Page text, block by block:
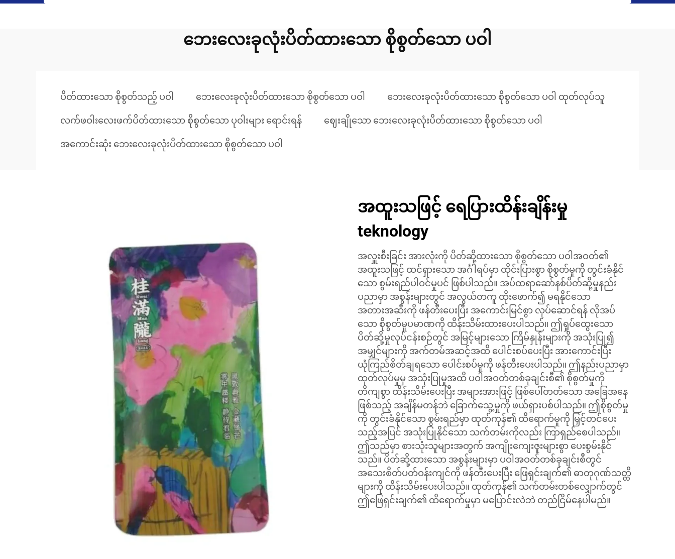
ဘေးလေးခုလုံးပိတ်ထားသော စိုစွတ်သော ပဝါ
ပိတ်ထားသော စိုစွတ်သည့် ပဝါ ဘေးလေးခုလုံးပိတ်ထားသော စိုစွတ်သော ပဝါ ဘေးလေးခုလုံးပိတ်ထားသော စိုစွတ်သော ပဝါ ထုတ်လုပ်သူ
လက်ဖဝါးလေးဖက်ပိတ်ထားသော စိုစွတ်သော ပုဝါးများ ရောင်းရန် ဈေးချိုသော ဘေးလေးခုလုံးပိတ်ထားသော စိုစွတ်သော ပဝါ
အကောင်းဆုံး ဘေးလေးခုလုံးပိတ်ထားသော စိုစွတ်သော ပဝါ
အထူးသဖြင့် ရေပြားထိန်းချိန်းမှု
teknology
အလှူးစီးခြင်း အားလုံးကို ပိတ်ဆို့ထားသော စိုစွတ်သော ပဝါအဝတ်၏
အထူးသဖြင့် ထင်ရှားသော အင်္ဂါရပ်မှာ ထိုင်းပြားစွာ စိုစွတ်မှုကို တွင်းခံနိုင်
သော စွမ်းရည်ပါဝင်မှုပင် ဖြစ်ပါသည်။ အပ်ထရာဆော်နစ်ပိတ်ဆို့မှုနည်း
ပညာမှာ အစွန်းများတွင် အလွယ်တကူ ထိုးဖောက်၍ မရနိုင်သော
အတားအဆီးကို ဖန်တီးပေးပြီး အကောင်းမြင်စွာ လုပ်ဆောင်ရန် လိုအပ်
သော စိုစွတ်မှုပမာဏကို ထိန်းသိမ်းထားပေးပါသည်။ ဤရှုပ်ထွေးသော
ပိတ်ဆို့မှုလုပ်ငန်းစဉ်တွင် အမြင့်များသော ကြိမ်နှုန်းများကို အသုံးပြု၍
အမျှင်များကို အက်တမ်အဆင့်အထိ ပေါင်းစပ်ပေးပြီး အားကောင်းပြီး
ယုံကြည်စိတ်ချရသော ပေါင်းစပ်မှုကို ဖန်တီးပေးပါသည်။ ဤနည်းပညာမှာ
ထုတ်လုပ်မှုမှ အသုံးပြုမှုအထိ ပဝါအဝတ်တစ်ခုချင်းစီ၏ စိုစွတ်မှုကို
တိကျစွာ ထိန်းသိမ်းပေးပြီး အများအားဖြင့် ဖြစ်ပေါ်တတ်သော အခြေအနေ
ဖြစ်သည့် အချိန်မတန်ဘဲ ခြောက်သွေ့မှုကို ဖယ်ရှားပစ်ပါသည်။ ဤစိုစွတ်မှု
ကို တွင်းခံနိုင်သော စွမ်းရည်မှာ ထုတ်ကုန်၏ ထိရောက်မှုကို မြှင့်တင်ပေး
သည့်အပြင် အသုံးပြုနိုင်သော သက်တမ်းကိုလည်း ကြာရှည်စေပါသည်။
ဤသည်မှာ စားသုံးသူများအတွက် အကျိုးကျေးဇူးများစွာ ပေးစွမ်းနိုင်
သည်။ ပိတ်ဆို့ထားသော အစွန်းများမှာ ပဝါအဝတ်တစ်ခုချင်းစီတွင်
အသေးစိတ်ပတ်ဝန်းကျင်ကို ဖန်တီးပေးပြီး ဖြေရှင်းချက်၏ ဓာတုဂုဏ်သတ္တိ
များကို ထိန်းသိမ်းပေးပါသည်။ ထုတ်ကုန်၏ သက်တမ်းတစ်လျှောက်တွင်
ဤဖြေရှင်းချက်၏ ထိရောက်မှုမှာ မပြောင်းလဲဘဲ တည်ငြိမ်နေပါမည်။